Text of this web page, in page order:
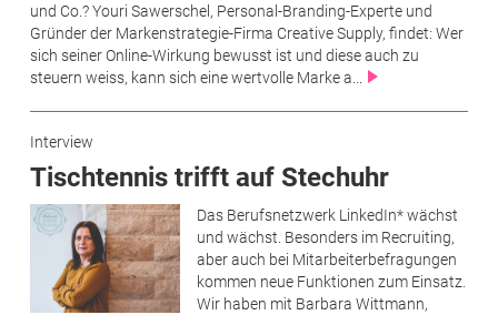
und Co.? Youri Sawerschel, Personal-Branding-Experte und
Gründer der Markenstrategie-Firma Creative Supply, findet: Wer
sich seiner Online-Wirkung bewusst ist und diese auch zu
steuern weiss, kann sich eine wertvolle Marke a...
Interview
Tischtennis trifft auf Stechuhr
Das Berufsnetzwerk LinkedIn* wächst
und wächst. Besonders im Recruiting,
aber auch bei Mitarbeiterbefragungen
kommen neue Funktionen zum Einsatz.
Wir haben mit Barbara Wittmann,